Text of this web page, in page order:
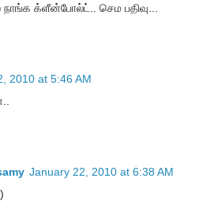
க்ளீன்போல்ட்.. செம பதிவு...
2010 at 5:46 AM
January 22, 2010 at 6:38 AM